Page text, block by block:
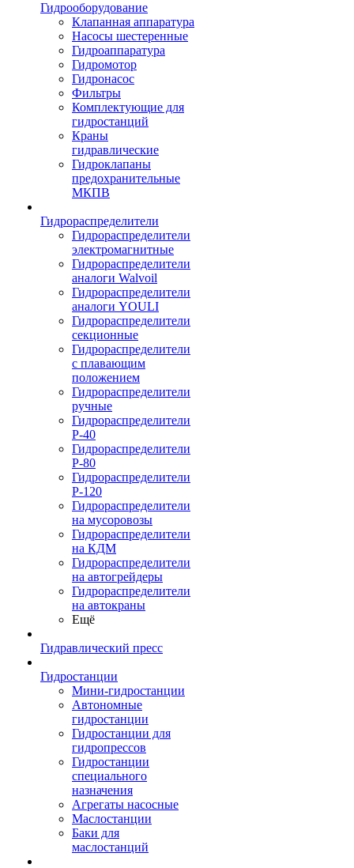
Гидрооборудование
Клапанная аппаратура
Насосы шестеренные
Гидроаппаратура
Гидромотор
Гидронасос
Фильтры
Комплектующие для
гидростанций
Краны
гидравлические
Гидроклапаны
предохранительные
МКПВ
Гидрораспределители
Гидрораспределители
электромагнитные
Гидрораспределители
аналоги Walvoil
Гидрораспределители
аналоги YOULI
Гидрораспределители
секционные
Гидрораспределители
с плавающим
положением
Гидрораспределители
ручные
Гидрораспределители
Р-40
Гидрораспределители
Р-80
Гидрораспределители
Р-120
Гидрораспределители
на мусоровозы
Гидрораспределители
на КДМ
Гидрораспределители
на автогрейдеры
Гидрораспределители
на автокраны
Ещё
Гидравлический пресс
Гидростанции
Мини-гидростанции
Автономные
гидростанции
Гидростанции для
гидропрессов
Гидростанции
специального
назначения
Агрегаты насосные
Маслостанции
Баки для
маслостанций